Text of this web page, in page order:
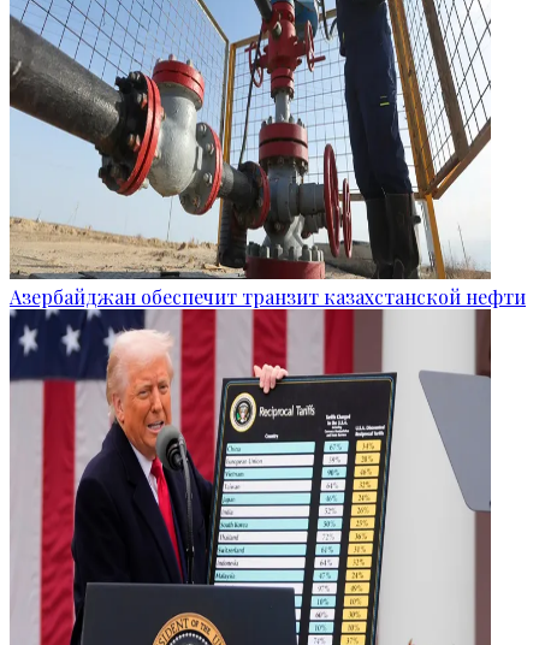
Азербайджан обеспечит транзит казахстанской нефти